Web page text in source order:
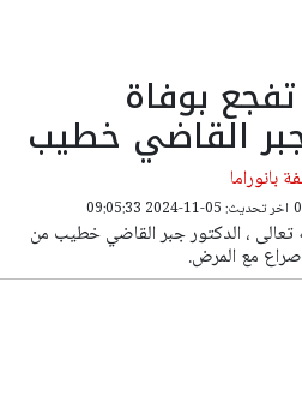
بوفاة
القاضي خطيب
اخر تحديث: 05-11-2024 09:05:33
تعالى ، الدكتور جبر القاضي خطيب من
مع المرض.